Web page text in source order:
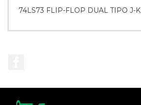
74LS73 FLIP-FLOP DUAL TIPO J-K